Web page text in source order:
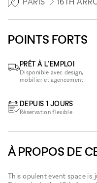
POINTS FORTS
PRÊT À L'EMPLOI
Disponible avec design,
mobilier et agencement
DEPUIS 1 JOURS
Réservation flexible
À PROPOS DE
This opulent event space